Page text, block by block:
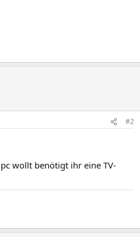
#2
wollt benötigt ihr eine TV-